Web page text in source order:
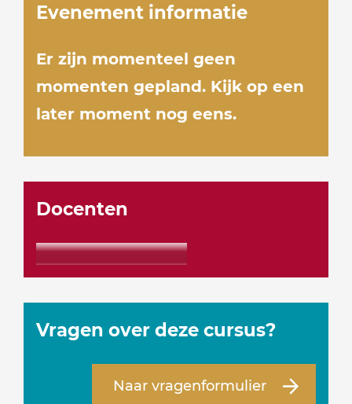
Evenement informatie
Er zijn momenteel geen
momenten gepland. Kijk op een
later moment nog eens.
Docenten
Vragen over deze cursus?
Naar vragenformulier